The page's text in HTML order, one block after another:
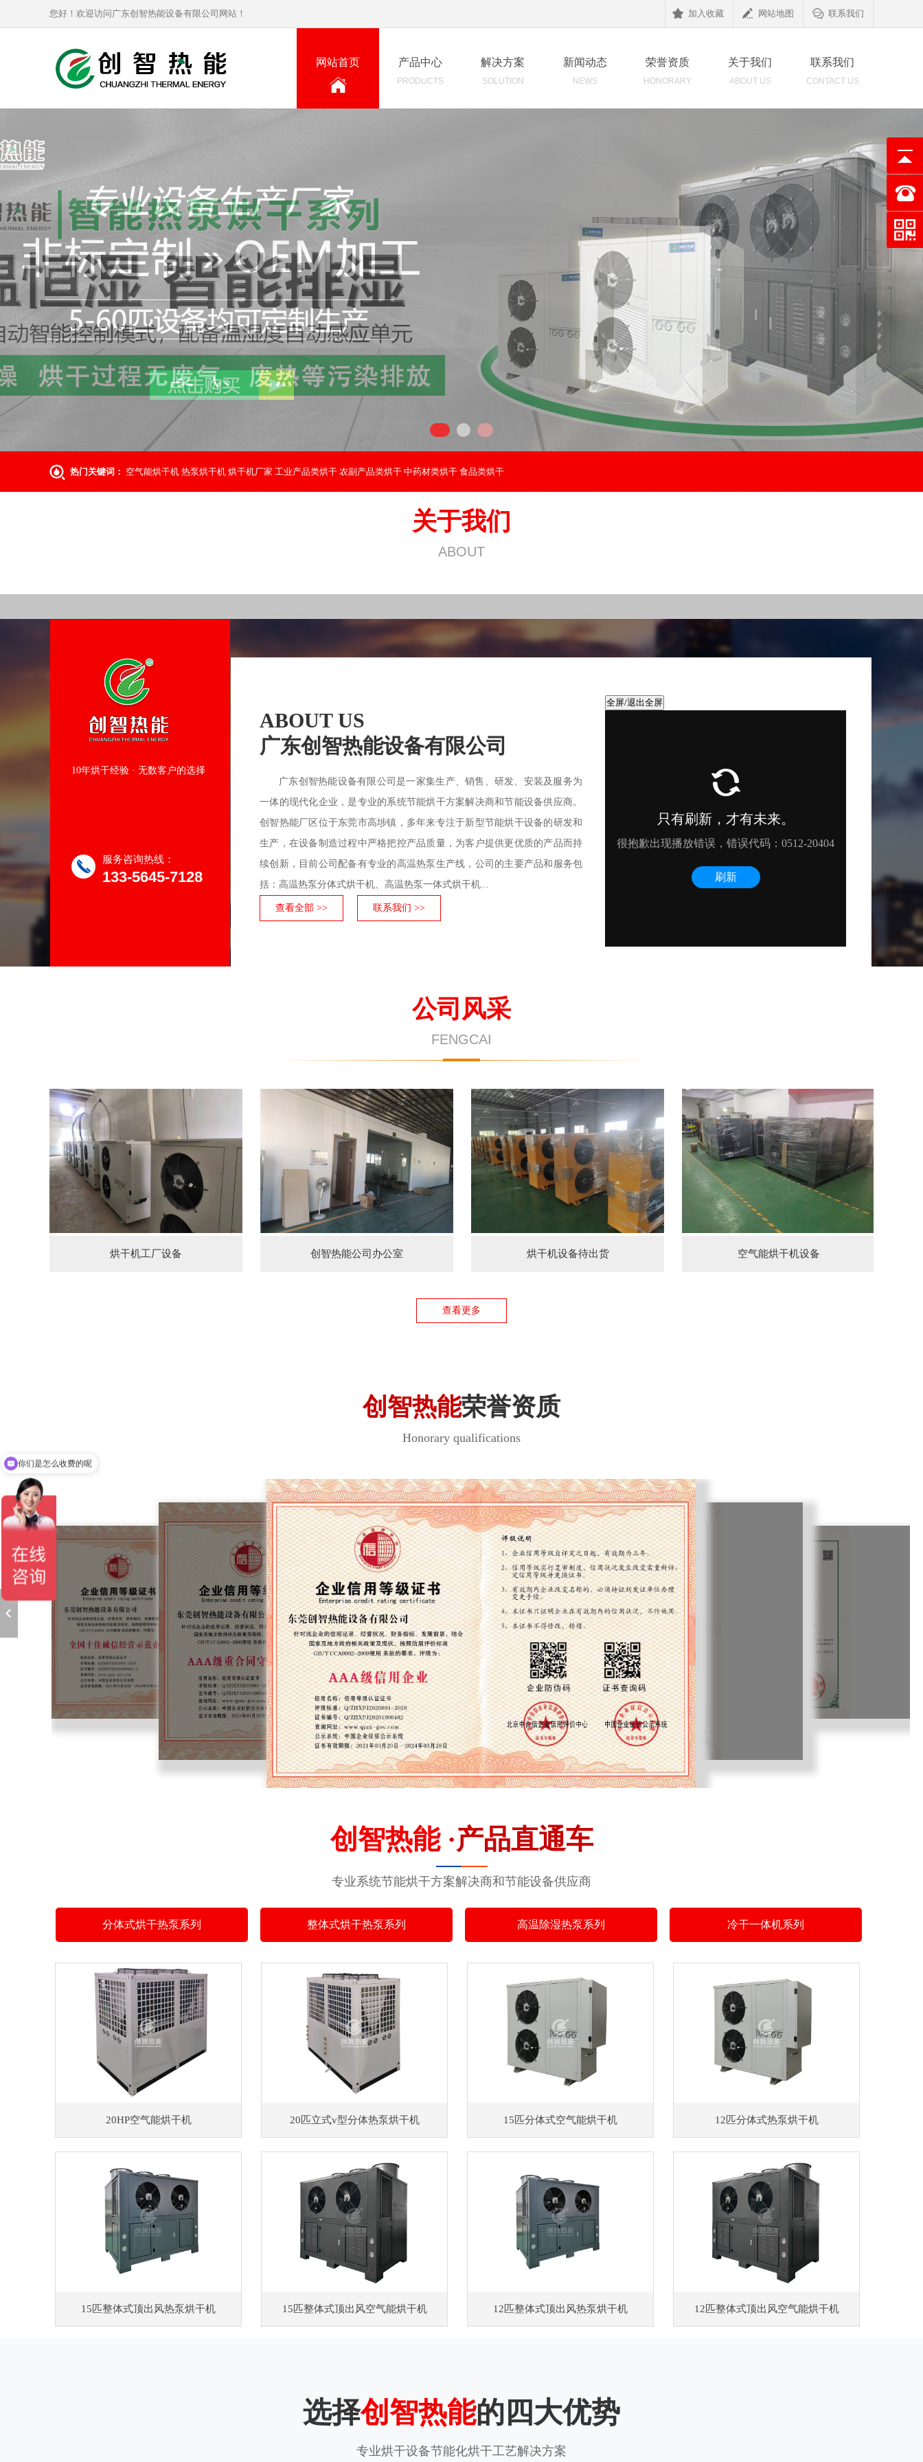
您好！欢迎访问广东创智热能设备有限公司网站！ 加入收藏 网站地图 联系我们
网站首页 产品中心
PRODUCTS
解决方案
SOLUTION
新闻动态
NEWS
荣誉资质
HONORARY
关于我们
ABOUT US
联系我们
CONTACT US
热门关键词： 空气能烘干机 热泵烘干机 烘干机厂家 工业产品类烘干 农副产品类烘干 中药材类烘干 食品类烘干
关于我们
ABOUT
10年烘干经验 · 无数客户的选择
服务咨询热线：
133-5645-7128
ABOUT US
广东创智热能设备有限公司
广东创智热能设备有限公司是一家集生产、销售、研发、安装及服务为
一体的现代化企业，是专业的系统节能烘干方案解决商和节能设备供应商。
创智热能厂区位于东莞市高埗镇，多年来专注于新型节能烘干设备的研发和
生产，在设备制造过程中严格把控产品质量，为客户提供更优质的产品而持
续创新，目前公司配备有专业的高温热泵生产线，公司的主要产品和服务包
括：高温热泵分体式烘干机、高温热泵一体式烘干机...
查看全部 >> 联系我们 >>
全屏/退出全屏
公司风采
FENGCAI
烘干机工厂设备 创智热能公司办公室 烘干机设备待出货 空气能烘干机设备
查看更多
创智热能荣誉资质
Honorary qualifications
创智热能 ·产品直通车
专业系统节能烘干方案解决商和节能设备供应商
分体式烘干热泵系列 整体式烘干热泵系列 高温除湿热泵系列 冷干一体机系列
20HP空气能烘干机 20匹立式v型分体热泵烘干机 15匹分体式空气能烘干机 12匹分体式热泵烘干机
15匹整体式顶出风热泵烘干机 15匹整体式顶出风空气能烘干机 12匹整体式顶出风热泵烘干机 12匹整体式顶出风空气能烘干机
选择创智热能的四大优势
专业烘干设备节能化烘干工艺解决方案
现在有优惠活动吗